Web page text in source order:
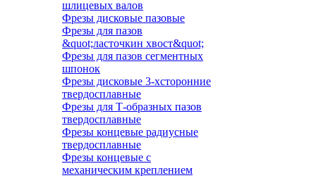
шлицевых валов
Фрезы дисковые пазовые
Фрезы для пазов
&quot;ласточкин хвост&quot;
Фрезы для пазов сегментных
шпонок
Фрезы дисковые 3-хсторонние
твердосплавные
Фрезы для Т-образных пазов
твердосплавные
Фрезы концевые радиусные
твердосплавные
Фрезы концевые с
механическим креплением